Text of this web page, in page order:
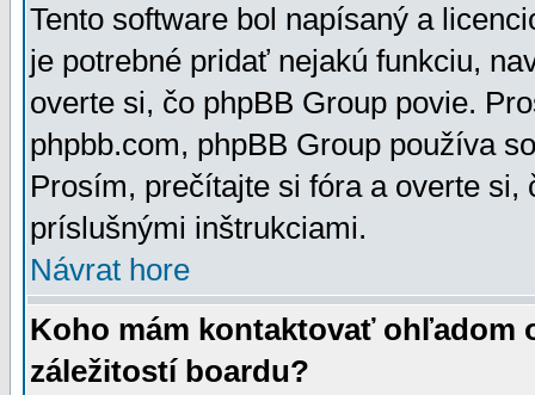
Tento software bol napísaný a
je potrebné pridať nejakú funkciu,
overte si, čo phpBB Group povie.
phpbb.com, phpBB Group používa
Prosím, prečítajte si fóra a overte
príslušnými inštrukciami.
Návrat hore
Koho mám kontaktovať ohľadom
záležitostí boardu?